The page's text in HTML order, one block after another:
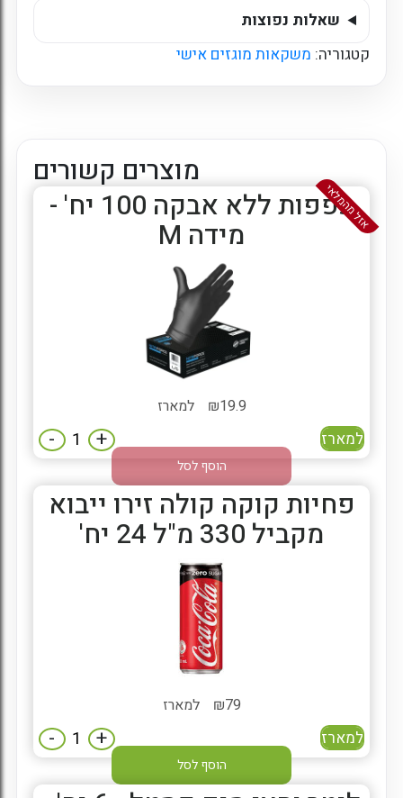
שאלות נפוצות
קטגוריה: משקאות מוגזים אישי
מוצרים קשורים
אזל מהמלאי כפפות ללא אבקה 100 יח' -
מידה M
19.9
₪ למארז
למארז +
-
הוסף לסל
פחיות קוקה קולה זירו ייבוא
מקביל 330 מ"ל 24 יח'
79
₪ למארז
למארז +
-
הוסף לסל